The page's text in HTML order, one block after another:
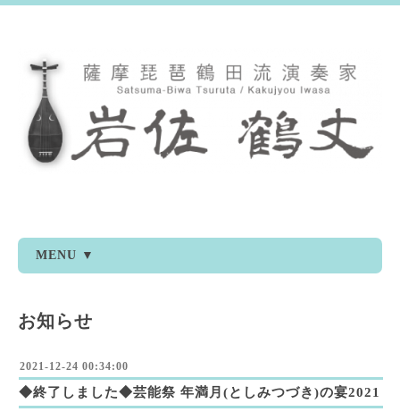
MENU ▼
お知らせ
2021-12-24 00:34:00
◆終了しました◆芸能祭 年満月(としみつづき)の宴2021